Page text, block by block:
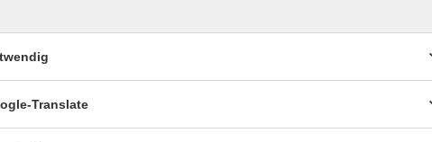
Impressum Datenschutzerklärung
Translate